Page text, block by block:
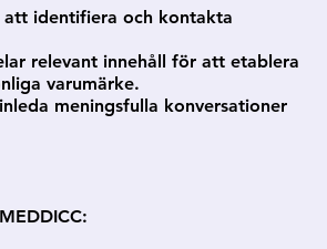
identifiera och kontakta
relevant innehåll för att etablera
varumärke.
meningsfulla konversationer